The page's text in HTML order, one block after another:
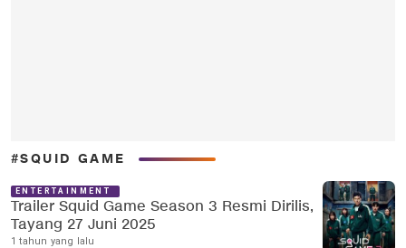
#SQUID GAME
ENTERTAINMENT
Trailer Squid Game Season 3 Resmi Dirilis,
Tayang 27 Juni 2025
1 tahun yang lalu